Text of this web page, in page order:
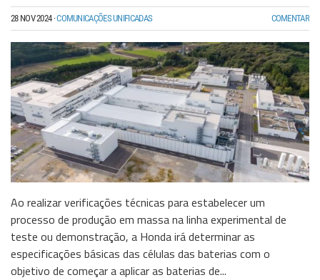
28 NOV 2024·COMUNICAÇÕES UNIFICADAS COMENTAR
Ao realizar verificações técnicas para estabelecer um
processo de produção em massa na linha experimental de
teste ou demonstração, a Honda irá determinar as
especificações básicas das células das baterias com o
objetivo de começar a aplicar as baterias de...